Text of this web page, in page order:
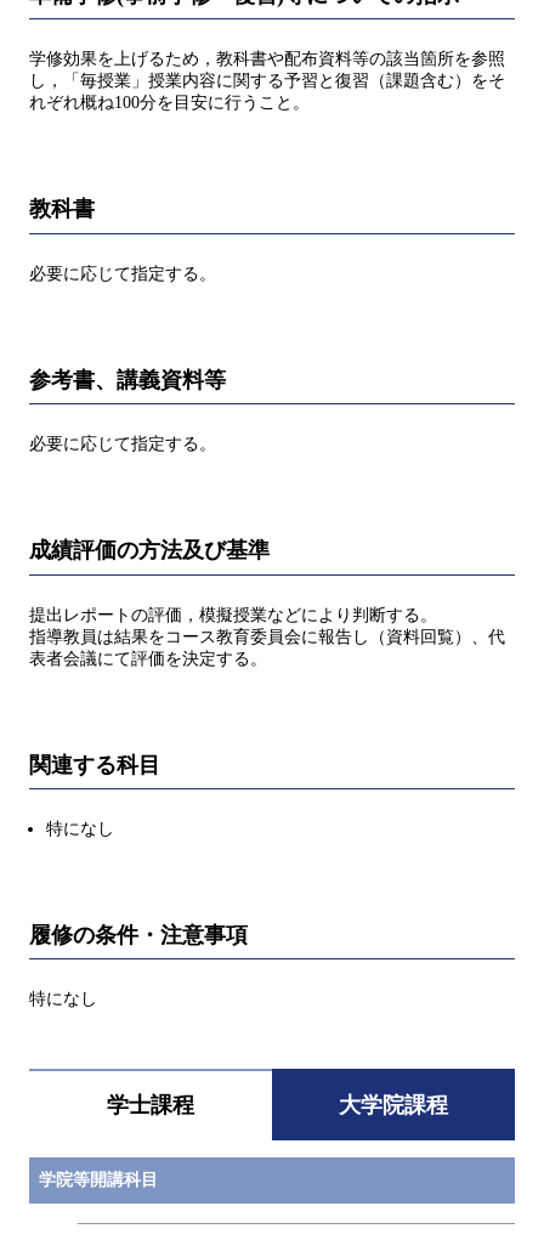
学修効果を上げるため，教科書や配布資料等の該当箇所を参照
し，「毎授業」授業内容に関する予習と復習（課題含む）をそ
れぞれ概ね100分を目安に行うこと。
教科書
必要に応じて指定する。
参考書、講義資料等
必要に応じて指定する。
成績評価の方法及び基準
提出レポートの評価，模擬授業などにより判断する。
指導教員は結果をコース教育委員会に報告し（資料回覧）、代
表者会議にて評価を決定する。
関連する科目
特になし
履修の条件・注意事項
特になし
学士課程 大学院課程
学院等開講科目